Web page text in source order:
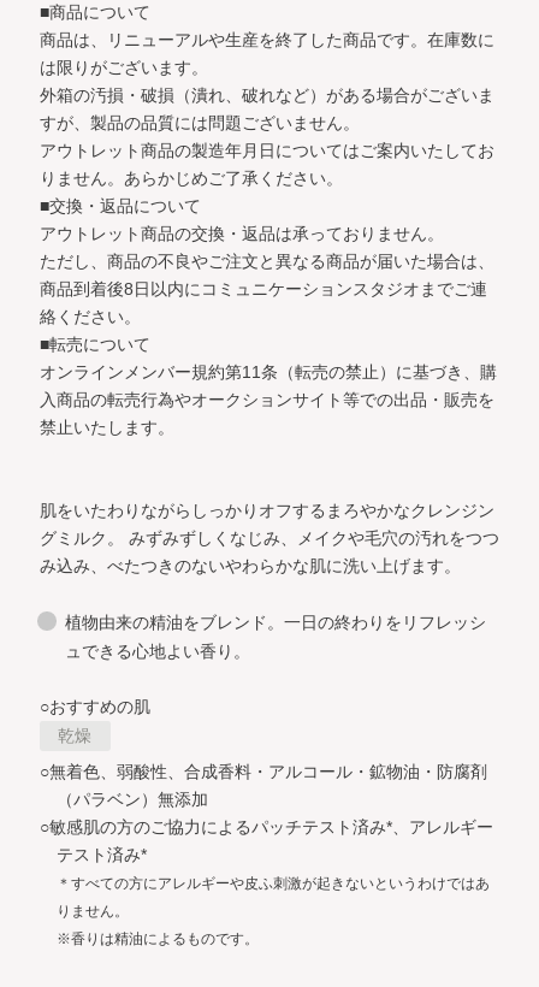
■商品について
商品は、リニューアルや生産を終了した商品です。在庫数に
は限りがございます。
外箱の汚損・破損（潰れ、破れなど）がある場合がございま
すが、製品の品質には問題ございません。
アウトレット商品の製造年月日についてはご案内いたしてお
りません。あらかじめご了承ください。
■交換・返品について
アウトレット商品の交換・返品は承っておりません。
ただし、商品の不良やご注文と異なる商品が届いた場合は、
商品到着後8日以内にコミュニケーションスタジオまでご連
絡ください。
■転売について
オンラインメンバー規約第11条（転売の禁止）に基づき、購
入商品の転売行為やオークションサイト等での出品・販売を
禁止いたします。
肌をいたわりながらしっかりオフするまろやかなクレンジン
グミルク。
みずみずしくなじみ、メイクや毛穴の汚れをつつ
み込み、べたつきのないやわらかな肌に洗い上げます。
植物由来の精油をブレンド。一日の終わりをリフレッシ
ュできる心地よい香り。
○おすすめの肌
乾燥
○無着色、弱酸性、合成香料・アルコール・鉱物油・防腐剤
（パラベン）無添加
○敏感肌の方のご協力によるパッチテスト済み*、アレルギー
テスト済み*
＊すべての方にアレルギーや皮ふ刺激が起きないというわけではあ
りません。
※香りは精油によるものです。